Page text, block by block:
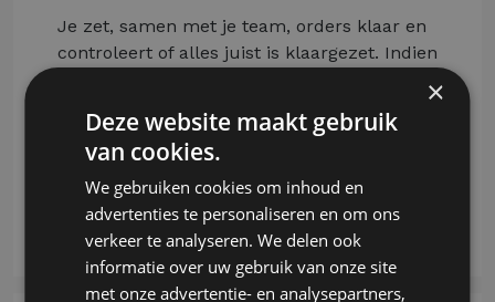
Je zet, samen met je team, orders klaar en
controleert of alles juist is klaargezet. Indien
snoeien en water geven.
Wanneer iemand nieuw je team vervoegt,
leid jij deze persoon mee op.
Meer lezen
×
Deze website maakt gebruik
van cookies.
We gebruiken cookies om inhoud en
advertenties te personaliseren en om ons
verkeer te analyseren. We delen ook
informatie over uw gebruik van onze site
met onze advertentie- en analysepartners,